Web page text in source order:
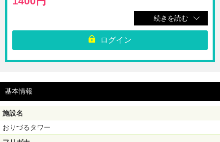
900円
☆おりづるタワーにご入場いただける前売チケットです。おりづる投入は
別途料金が必要となります。
※施設の入場ゲートにて、チケット内のQRコードをかざしてご入場くだ
さい。窓口でのチケット引き換えは不要です。
※ご入場時はチケット売り場に並ばずにそのままQRコードがチケットと
なります。
続きを読む
ログイン
基本情報
施設名
おりづるタワー